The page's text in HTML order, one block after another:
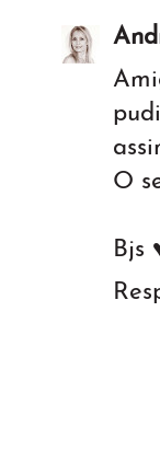
O
Bjs